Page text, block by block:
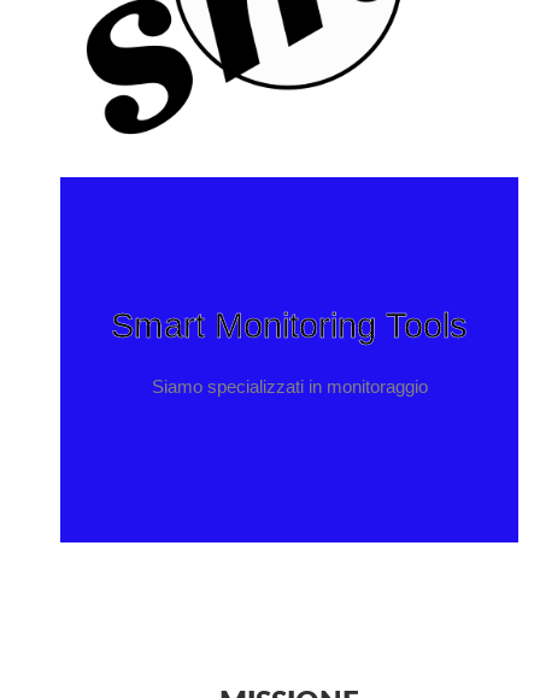
Smart Monitoring Tools
Siamo specializzati in monitoraggio